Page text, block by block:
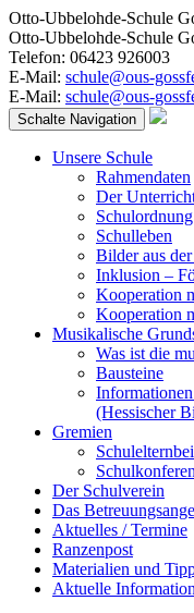
Otto-Ubbelohde-Schule
Otto-Ubbelohde-Schule
Telefon: 06423 926003
E-Mail: schule@ous-
E-Mail: schule@ous-
Schalte Navigation
Unsere Schule
Rahmendaten
Der
Schulordnung
Schulleben
Bilder aus
Inklusion –
Kooperation
Kooperation
Musikalische
Was ist die
Bausteine
(Hessischer
Gremien
Der Schulverein
Das
Aktuelles / Termine
Ranzenpost
Materialien und
Aktuelle Information